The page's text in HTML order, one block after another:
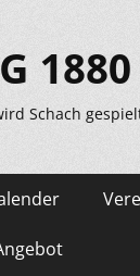
Schach